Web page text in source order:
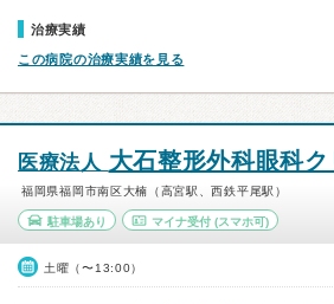
治療実績
この病院の治療実績を見る
医療法人 大石整形外科眼科ク
福岡県福岡市南区大楠（高宮駅、西鉄平尾駅）
駐車場あり マイナ受付(スマホ可)
土曜（〜13:00）